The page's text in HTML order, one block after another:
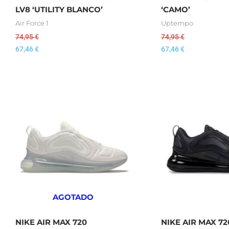
LV8 ‘UTILITY BLANCO’
Air Force 1
74,95€
67,46€
‘CAMO’
Uptempo
74,95€
67,46€
AGOTADO
NIKE AIR MAX 720 NIKE AIR MAX